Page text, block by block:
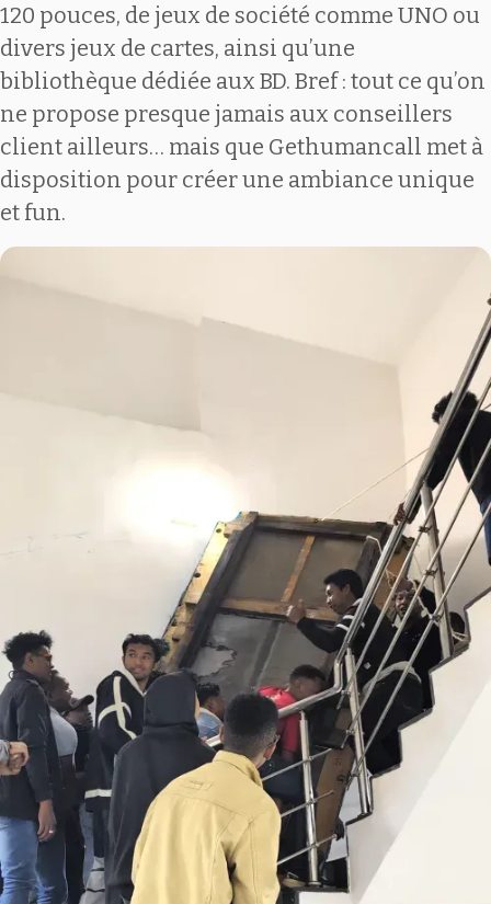
120 pouces, de jeux de société comme UNO ou
divers jeux de cartes, ainsi qu’une
bibliothèque dédiée aux BD. Bref : tout ce qu’on
ne propose presque jamais aux conseillers
client ailleurs… mais que Gethumancall met à
disposition pour créer une ambiance unique
et fun.